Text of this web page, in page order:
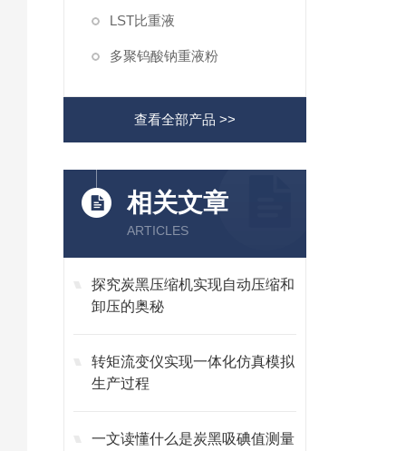
LST比重液
多聚钨酸钠重液粉
查看全部产品 >>
相关文章
ARTICLES
探究炭黑压缩机实现自动压缩和
卸压的奥秘
转矩流变仪实现一体化仿真模拟
生产过程
一文读懂什么是炭黑吸碘值测量